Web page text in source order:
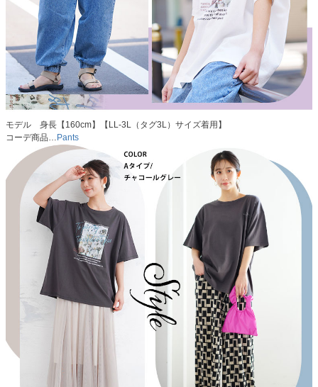
モデル 身長【160cm】【LL-3L（タグ3L）サイズ着用】
コーデ商品… Pants